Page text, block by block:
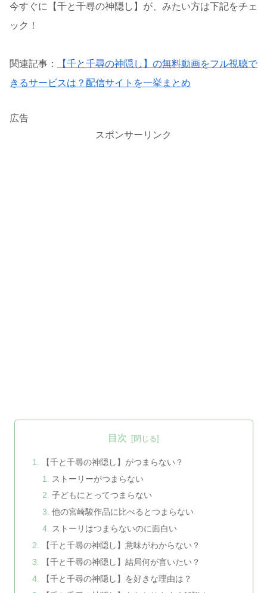
今すぐに【千と千尋の神隠し】が、みたい方は下記をチェ
ック！
関連記事：
【千と千尋の神隠し】の無料動画をフル視聴で
きるサービスは？配信サイトを一挙まとめ
広告
スポンサーリンク
目次
【千と千尋の神隠し】がつまらない？
ストーリーがつまらない
子どもにとってつまらない
他の宮崎駿作品に比べるとつまらない
ストーリはつまらないのに面白い
【千と千尋の神隠し】意味がわからない？
【千と千尋の神隠し】結局何が言いたい？
【千と千尋の神隠し】を好きな理由は？